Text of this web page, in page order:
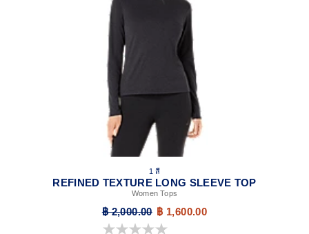
1 สี
REFINED TEXTURE LONG SLEEVE TOP
Women Tops
฿ 2,000.00 ฿ 1,600.00
0.0 จาก 5 ดาว